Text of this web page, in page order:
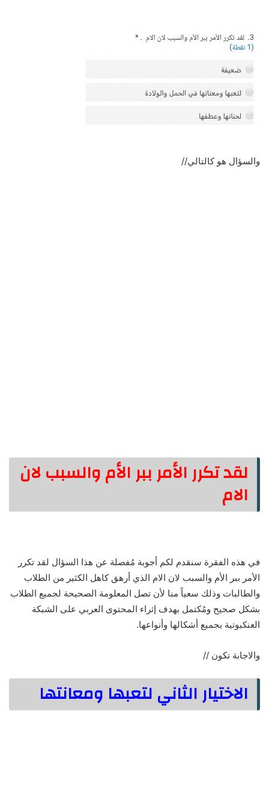
والسؤال هو كالتالي//
لقد تكرر الأمر ببر الأم والسبب لان
الام
في هذه الفقرة سنقدم لكم أجوبة مُفصلة عن هذا السؤال لقد تكرر
الأمر ببر الأم والسبب لان الام الذي أرهق كاهل الكثير من الطلاب
والطالبات وذلك سعياً منا لأن تصل المعلومة الصحيحة لجميع الطلاب
بشكل صحيح ومُكتمل بهدف إثراء المحتوى العربي على الشبكة
العنكبوتية بجميع أشكالها وأنواعها.
والاجابة تكون //
الاختيار الثاني لتعبها ومعانتها